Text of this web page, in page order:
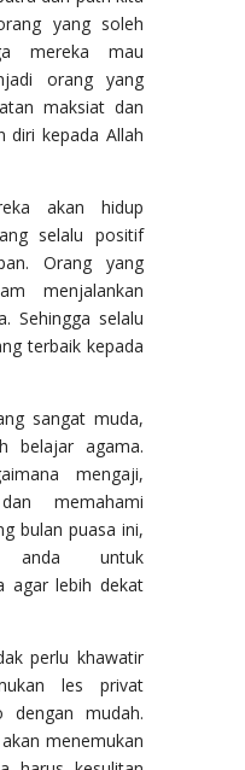
yang soleh
mereka mau
orang yang
maksiat dan
diri kepada Allah
akan hidup
selalu positif
Orang yang
menjalankan
Sehingga selalu
terbaik kepada
sangat muda,
belajar agama.
mengaji,
memahami
bulan puasa ini,
anda untuk
agar lebih dekat
perlu khawatir
les privat
dengan mudah.
menemukan